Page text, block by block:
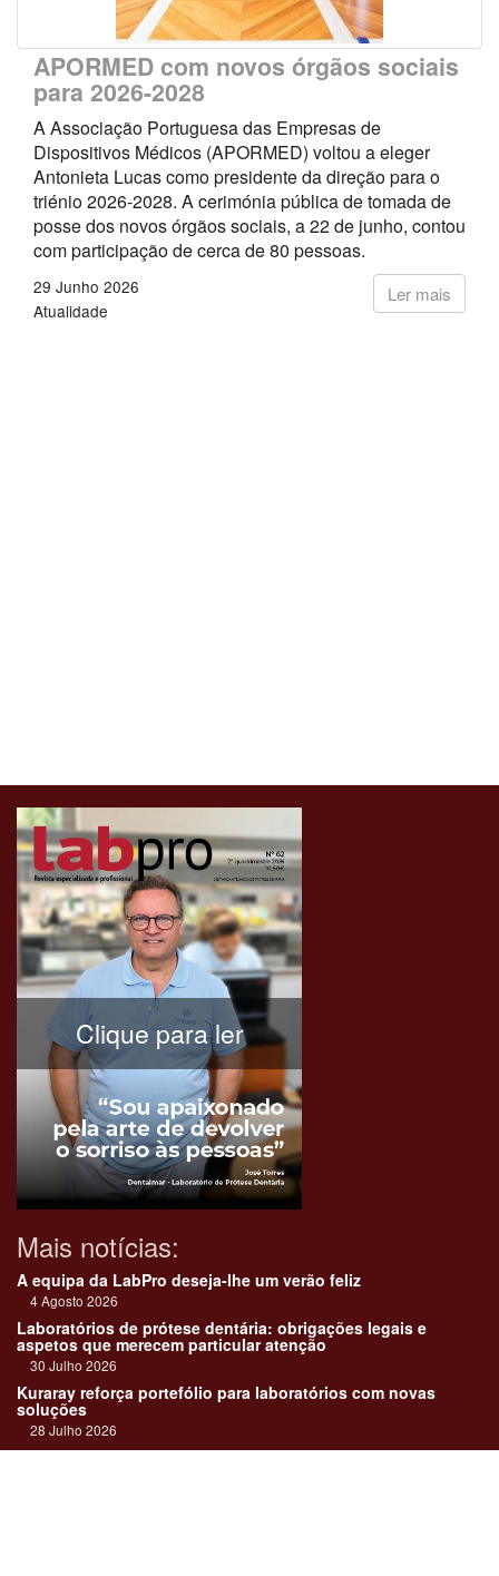
APORMED com novos órgãos sociais
para 2026-2028
A Associação Portuguesa das Empresas de
Dispositivos Médicos (APORMED) voltou a eleger
Antonieta Lucas como presidente da direção para o
triénio 2026-2028. A cerimónia pública de tomada de
posse dos novos órgãos sociais, a 22 de junho, contou
com participação de cerca de 80 pessoas.
Ler mais
29 Junho 2026
Atualidade
Clique para ler
Mais notícias:
A equipa da LabPro deseja-lhe um verão feliz
4 Agosto 2026
Laboratórios de prótese dentária: obrigações legais e
aspetos que merecem particular atenção
30 Julho 2026
Kuraray reforça portefólio para laboratórios com novas
soluções
28 Julho 2026
"Devemos encarar cada caso como uma história construída